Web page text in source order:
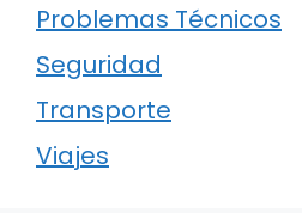
Problemas Técnicos
Seguridad
Transporte
Viajes